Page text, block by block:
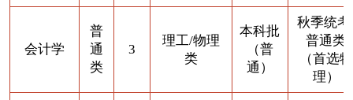
会计学
普
通
类
3
理工/物理
类
本科批
（普
通）
秋季统
普通类
（首选物
理）